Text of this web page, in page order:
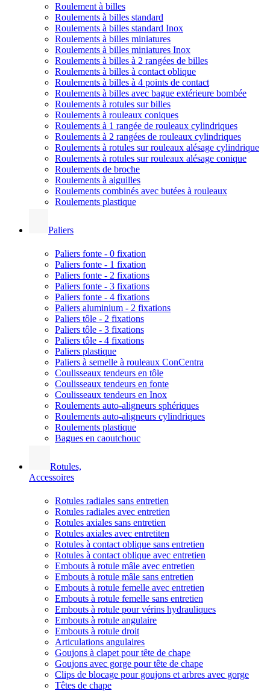
Roulement à billes
Roulements à billes standard
Roulements à billes standard Inox
Roulements à billes miniatures
Roulements à billes miniatures Inox
Roulements à billes à 2 rangées de billes
Roulements à billes à contact oblique
Roulements à billes à 4 points de contact
Roulements à billes avec bague extérieure bombée
Roulements à rotules sur billes
Roulements à rouleaux coniques
Roulements à 1 rangée de rouleaux cylindriques
Roulements à 2 rangées de rouleaux cylindriques
Roulements à rotules sur rouleaux alésage cylindrique
Roulements à rotules sur rouleaux alésage conique
Roulements de broche
Roulements à aiguilles
Roulements combinés avec butées à rouleaux
Roulements plastique
Paliers
Paliers fonte - 0 fixation
Paliers fonte - 1 fixation
Paliers fonte - 2 fixations
Paliers fonte - 3 fixations
Paliers fonte - 4 fixations
Paliers aluminium - 2 fixations
Paliers tôle - 2 fixations
Paliers tôle - 3 fixations
Paliers tôle - 4 fixations
Paliers plastique
Paliers à semelle à rouleaux ConCentra
Coulisseaux tendeurs en tôle
Coulisseaux tendeurs en fonte
Coulisseaux tendeurs en Inox
Roulements auto-aligneurs sphériques
Roulements auto-aligneurs cylindriques
Roulements plastique
Bagues en caoutchouc
Rotules,
Accessoires
Rotules radiales sans entretien
Rotules radiales avec entretien
Rotules axiales sans entretien
Rotules axiales avec entretiten
Rotules à contact oblique sans entretien
Rotules à contact oblique avec entretien
Embouts à rotule mâle avec entretien
Embouts à rotule mâle sans entretien
Embouts à rotule femelle avec entretien
Embouts à rotule femelle sans entretien
Embouts à rotule pour vérins hydrauliques
Embouts à rotule angulaire
Embouts à rotule droit
Articulations angulaires
Goujons à clapet pour tête de chape
Goujons avec gorge pour tête de chape
Clips de blocage pour goujons et arbres avec gorge
Têtes de chape